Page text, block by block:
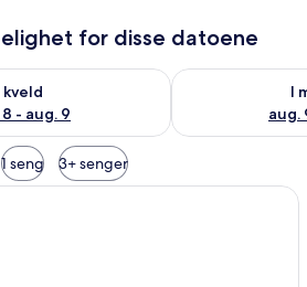
for disse datoene
kveld
- aug. 9
for i kveld, aug. 8 - aug. 9
I
aug.
Sjekk
1 seng 3+ senger